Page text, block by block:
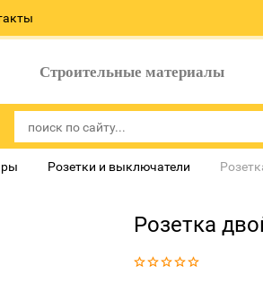
Строительные материалы
Розетки и выключатели
Розетка